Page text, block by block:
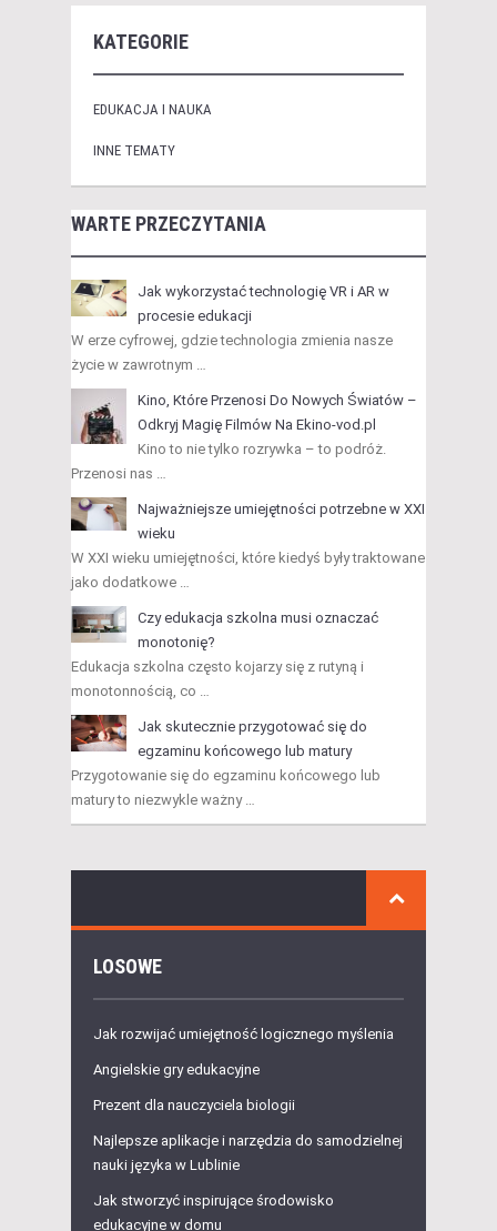
KATEGORIE
EDUKACJA I NAUKA
INNE TEMATY
WARTE PRZECZYTANIA
Jak wykorzystać technologię VR i AR w
procesie edukacji
W erze cyfrowej, gdzie technologia zmienia nasze
życie w zawrotnym …
Kino, Które Przenosi Do Nowych Światów –
Odkryj Magię Filmów Na Ekino-vod.pl
Kino to nie tylko rozrywka – to podróż.
Przenosi nas …
Najważniejsze umiejętności potrzebne w XXI
wieku
W XXI wieku umiejętności, które kiedyś były traktowane
jako dodatkowe …
Czy edukacja szkolna musi oznaczać
monotonię?
Edukacja szkolna często kojarzy się z rutyną i
monotonnością, co …
Jak skutecznie przygotować się do
egzaminu końcowego lub matury
Przygotowanie się do egzaminu końcowego lub
matury to niezwykle ważny …
LOSOWE
Jak rozwijać umiejętność logicznego myślenia
Angielskie gry edukacyjne
Prezent dla nauczyciela biologii
Najlepsze aplikacje i narzędzia do samodzielnej
nauki języka w Lublinie
Jak stworzyć inspirujące środowisko
edukacyjne w domu